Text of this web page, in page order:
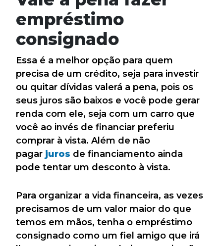
empréstimo
consignado
Essa é a melhor opção para quem
precisa de um crédito, seja para investir
ou quitar dívidas valerá a pena, pois os
seus juros são baixos e você pode gerar
renda com ele, seja com um carro que
você ao invés de financiar preferiu
comprar à vista. Além de não
pagar juros de financiamento ainda
pode tentar um desconto à vista.
Para organizar a vida financeira, as vezes
precisamos de um valor maior do que
temos em mãos, tenha o empréstimo
consignado como um fiel amigo que irá